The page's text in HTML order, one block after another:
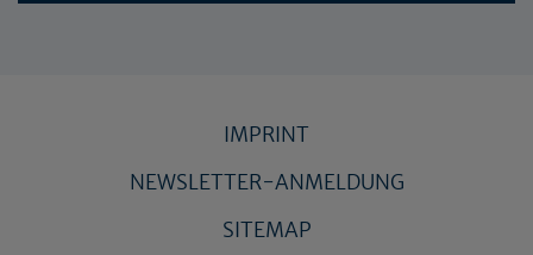
IMPRINT
NEWSLETTER-ANMELDUNG
SITEMAP